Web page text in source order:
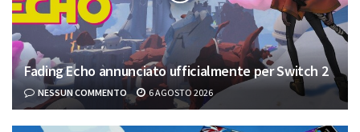
Fading Echo annunciato ufficialmente per Switch 2
NESSUN COMMENTO 6 AGOSTO 2026